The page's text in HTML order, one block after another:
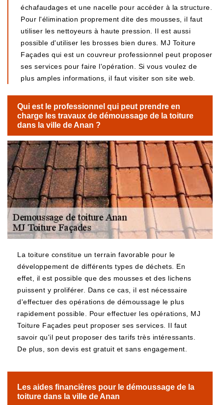
échafaudages et une nacelle pour accéder à la structure.
Pour l'élimination proprement dite des mousses, il faut
utiliser les nettoyeurs à haute pression. Il est aussi
possible d'utiliser les brosses bien dures. MJ Toiture
Façades qui est un couvreur professionnel peut proposer
ses services pour faire l'opération. Si vous voulez de
plus amples informations, il faut visiter son site web.
Qui est le professionnel qui peut prendre en
charge les travaux de démoussage de la toiture
dans la ville de Anan ?
La toiture constitue un terrain favorable pour le
développement de différents types de déchets. En
effet, il est possible que des mousses et des lichens
puissent y proliférer. Dans ce cas, il est nécessaire
d'effectuer des opérations de démoussage le plus
rapidement possible. Pour effectuer les opérations, MJ
Toiture Façades peut proposer ses services. Il faut
savoir qu'il peut proposer des tarifs très intéressants.
De plus, son devis est gratuit et sans engagement.
Les aides financières pour le démoussage de la
toiture dans la ville de Anan